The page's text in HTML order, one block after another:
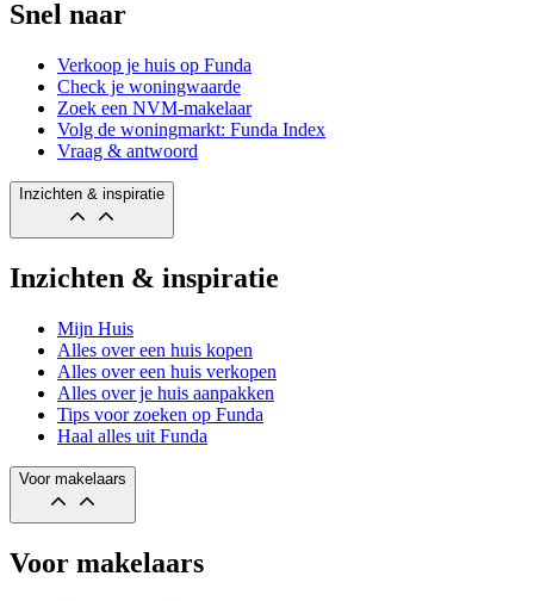
Snel naar
Verkoop je huis op Funda
Check je woningwaarde
Zoek een NVM-makelaar
Volg de woningmarkt: Funda Index
Vraag & antwoord
Inzichten & inspiratie
Inzichten & inspiratie
Mijn Huis
Alles over een huis kopen
Alles over een huis verkopen
Alles over je huis aanpakken
Tips voor zoeken op Funda
Haal alles uit Funda
Voor makelaars
Voor makelaars